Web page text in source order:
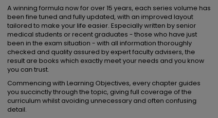
A winning formula now for over 15 years, each series volume has
been fine tuned and fully updated, with an improved layout
tailored to make your life easier. Especially written by senior
medical students or recent graduates - those who have just
been in the exam situation - with all information thoroughly
checked and quality assured by expert faculty advisers, the
result are books which exactly meet your needs and you know
you can trust.
Commencing with Learning Objectives, every chapter guides
you succinctly through the topic, giving full coverage of the
curriculum whilst avoiding unnecessary and often confusing
detail.